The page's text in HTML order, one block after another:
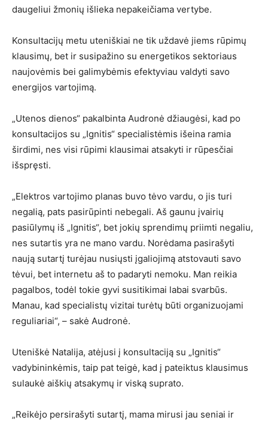
daugeliui žmonių išlieka nepakeičiama vertybe.
Konsultacijų metu uteniškiai ne tik uždavė jiems rūpimų
klausimų, bet ir susipažino su energetikos sektoriaus
naujovėmis bei galimybėmis efektyviau valdyti savo
energijos vartojimą.
„Utenos dienos“ pakalbinta Audronė džiaugėsi, kad po
konsultacijos su „Ignitis“ specialistėmis išeina ramia
širdimi, nes visi rūpimi klausimai atsakyti ir rūpesčiai
išspręsti.
„Elektros vartojimo planas buvo tėvo vardu, o jis turi
negalią, pats pasirūpinti nebegali. Aš gaunu įvairių
pasiūlymų iš „Ignitis“, bet jokių sprendimų priimti negaliu,
nes sutartis yra ne mano vardu. Norėdama pasirašyti
naują sutartį turėjau nusiųsti įgaliojimą atstovauti savo
tėvui, bet internetu aš to padaryti nemoku. Man reikia
pagalbos, todėl tokie gyvi susitikimai labai svarbūs.
Manau, kad specialistų vizitai turėtų būti organizuojami
reguliariai“, – sakė Audronė.
Uteniškė Natalija, atėjusi į konsultaciją su „Ignitis“
vadybininkėmis, taip pat teigė, kad į pateiktus klausimus
sulaukė aiškių atsakymų ir viską suprato.
„Reikėjo persirašyti sutartį, mama mirusi jau seniai ir